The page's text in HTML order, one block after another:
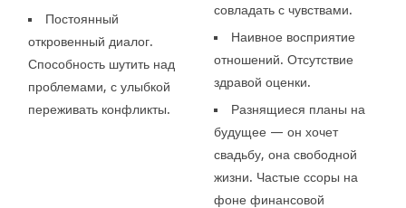
Постоянный
откровенный диалог.
Способность шутить над
проблемами, с улыбкой
переживать конфликты.
совладать с чувствами.
Наивное восприятие
отношений. Отсутствие
здравой оценки.
Разнящиеся планы на
будущее — он хочет
свадьбу, она свободной
жизни. Частые ссоры на
фоне финансовой